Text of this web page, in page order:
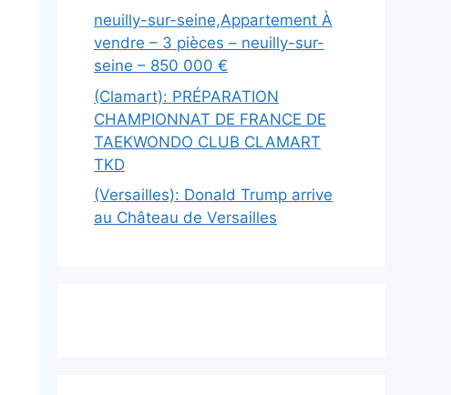
neuilly-sur-seine,Appartement À
vendre – 3 pièces – neuilly-sur-
seine – 850 000 €
(Clamart): PRÉPARATION
CHAMPIONNAT DE FRANCE DE
TAEKWONDO CLUB CLAMART
TKD
(Versailles): Donald Trump arrive
au Château de Versailles